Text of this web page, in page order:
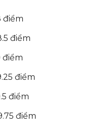
điểm
điểm
điểm
điểm
điểm
điểm